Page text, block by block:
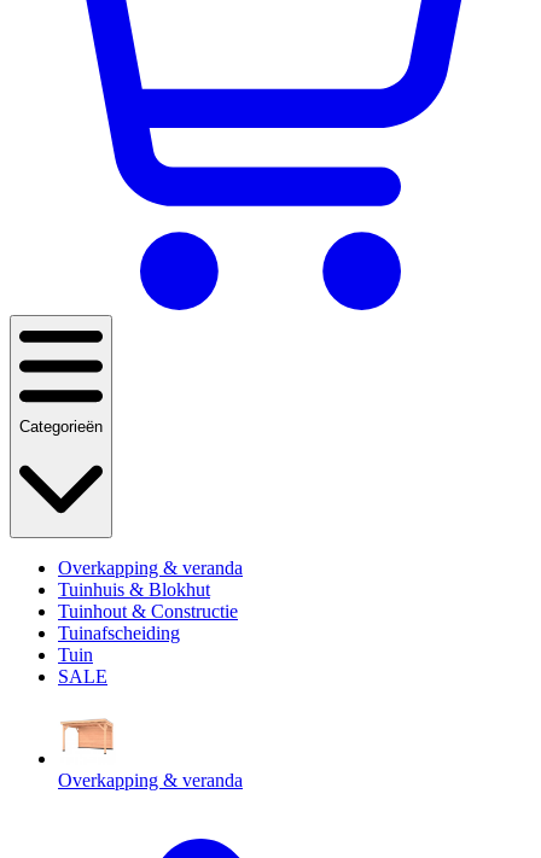
Categorieën
Overkapping & veranda
Tuinhuis & Blokhut
Tuinhout & Constructie
Tuinafscheiding
Tuin
SALE
Overkapping & veranda